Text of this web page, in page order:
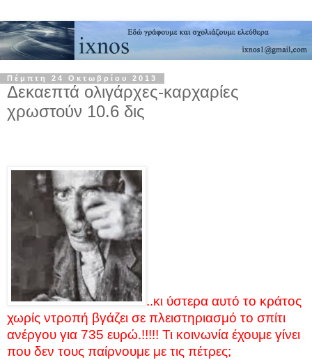
Πέμπτη 24 Οκτωβρίου 2013
Δεκαεπτά ολιγάρχες-καρχαρίες
χρωστούν 10.6 δις
..κι ύστερα αυτό το κράτος
χωρίς ντροπή βγάζει σε πλειστηριασμό το σπίτι
ανέργου για 735 ευρώ.!!!!! Τι κοινωνία έχουμε γίνει
που δεν τους παίρνουμε με τις πέτρες;